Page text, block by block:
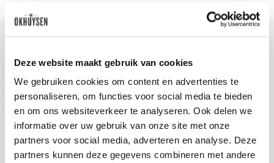
Deze website maakt gebruik van cookies
We gebruiken cookies om content en advertenties te
personaliseren, om functies voor social media te bieden
en om ons websiteverkeer te analyseren. Ook delen we
informatie over uw gebruik van onze site met onze
partners voor social media, adverteren en analyse. Deze
partners kunnen deze gegevens combineren met andere
Blijf op de hoogte
Ontvang het laatste wijnnieuws, proeverijen en
evenementen
E-mailadres